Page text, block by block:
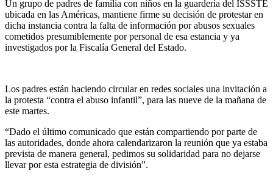
Un grupo de padres de familia con niños en la guardería del ISSSTE
ubicada en las Américas, mantiene firme su decisión de protestar en
dicha instancia contra la falta de información por abusos sexuales
cometidos presumiblemente por personal de esa estancia y ya
investigados por la Fiscalía General del Estado.
Los padres están haciendo circular en redes sociales una invitación a
la protesta “contra el abuso infantil”, para las nueve de la mañana de
este martes.
“Dado el último comunicado que están compartiendo por parte de
las autoridades, donde ahora calendarizaron la reunión que ya estaba
prevista de manera general, pedimos su solidaridad para no dejarse
llevar por esta estrategia de división”.